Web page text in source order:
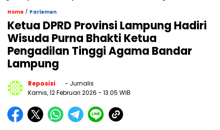
Home / Parlemen
Ketua DPRD Provinsi Lampung Hadiri
Wisuda Purna Bhakti Ketua
Pengadilan Tinggi Agama Bandar
Lampung
Reposisi
- Jurnalis
Kamis, 12 Februari 2026 - 13:05 WIB